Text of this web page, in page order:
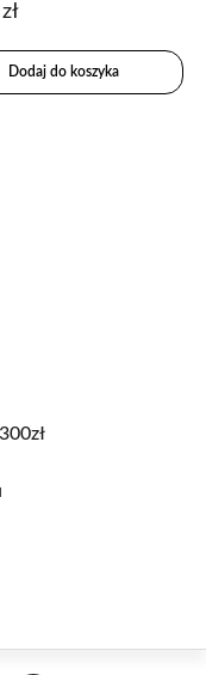
zł
Dodaj do koszyka